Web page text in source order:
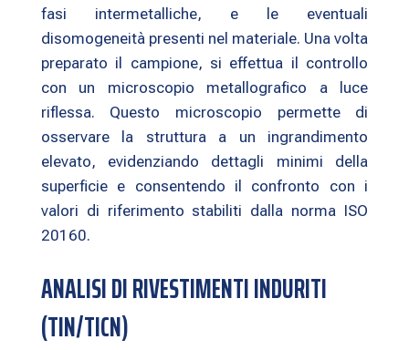
fasi intermetalliche, e le eventuali
disomogeneità presenti nel materiale. Una volta
preparato il campione, si effettua il controllo
con un microscopio metallografico a luce
riflessa. Questo microscopio permette di
osservare la struttura a un ingrandimento
elevato, evidenziando dettagli minimi della
superficie e consentendo il confronto con i
valori di riferimento stabiliti dalla norma ISO
20160.
ANALISI DI RIVESTIMENTI INDURITI
(TIN/TICN)